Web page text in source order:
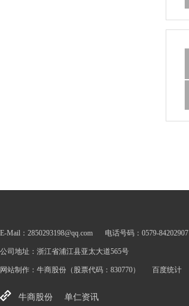
E-Mail：2850293198@qq.com 电话号码：0579-84202907
公司地址：浙江省浦江县亚太大道565号
网站制作： 牛商股份 （股票代码：830770） 百度统计
牛商股份 单仁资讯